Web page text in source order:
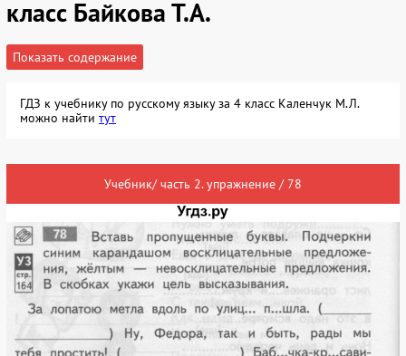
класс Байкова Т.А.
Показать содержание
ГДЗ к учебнику по русскому языку за 4 класс Каленчук М.Л.
можно найти тут
Учебник/ часть 2. упражнение / 78